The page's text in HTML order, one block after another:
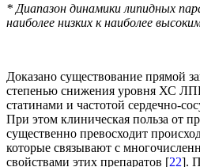
* Диапазон динамики липидных
наиболее низких к наиболее
Доказано существование прямой
степенью снижения уровня ХС
статинами и частотой сердечно-
При этом клиническая польза от
существенно превосходит
которые связывают с
свойствами этих препаратов [22].